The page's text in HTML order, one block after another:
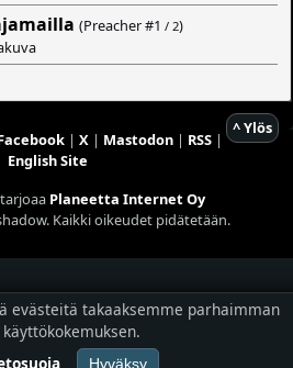
(Preacher #1 / 2)
^ Ylös
| X| Mastodon| RSS|
English Site
Planeetta Internet Oy
Kaikki oikeudet pidätetään.
evästeitä takaaksemme parhaimman
käyttökokemuksen.
Hyväksy